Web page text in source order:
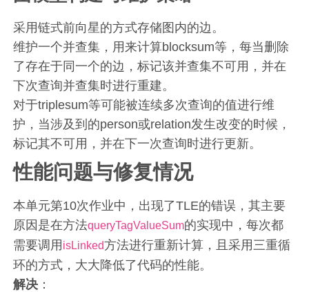
采用链式前向星的方式存储图内的边。
维护一个并查集，用来计算blocksum等，每当删除
了存在于同一个的边，标记该并查集不可用，并在
下次查询并查集时进行重建。
对于triplesum等可能被连续多次查询的值进行维
护，当涉及到的person或relation发生改变的时候，
标记其不可用，并在下一次查询时进行更新。
性能问题与修复情况
本单元第10次作业中，出现了TLE的错误，其主要
原因是在方法queryTagValueSum的实现中，每次都
需要调用 isLinked方法进行重新计算，且采用三重循
环的方式，大大降低了代码的性能。
解决 ：